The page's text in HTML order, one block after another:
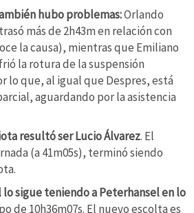
hubo problemas:Orlando
más de 2h43m en relación con
la causa), mientras que Emiliano
la rotura de la suspensión
lo que, al igual que Despres, está
aguardando por la asistencia
resultó ser Lucio Álvarez. El
(a 41m05s), terminó siendo
sigue teniendo a Peterhansel en lo
de 10h36m07s. El nuevo escolta es